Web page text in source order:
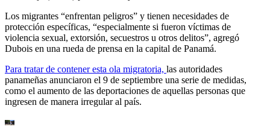
Los migrantes “enfrentan peligros” y tienen necesidades de
protección específicas, “especialmente si fueron víctimas de
violencia sexual, extorsión, secuestros u otros delitos”, agregó
Dubois en una rueda de prensa en la capital de Panamá.
Para tratar de contener esta ola migratoria, las autoridades
panameñas anunciaron el 9 de septiembre una serie de medidas,
como el aumento de las deportaciones de aquellas personas que
ingresen de manera irregular al país.